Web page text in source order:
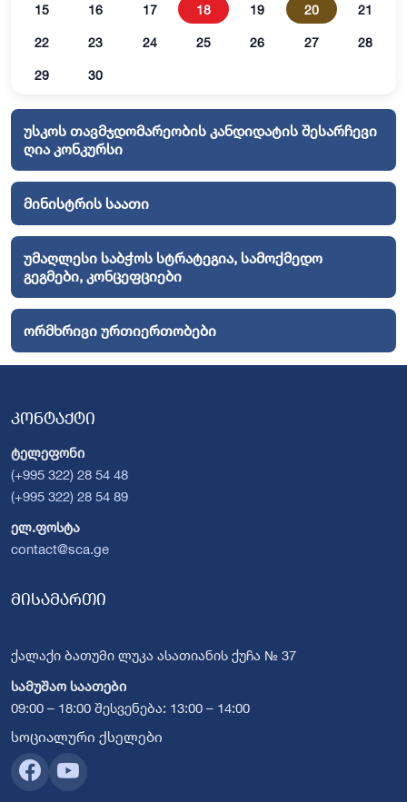
15 16 17 18 19 20 21
22 23 24 25 26 27 28
29 30
უსკოს თავმჯდომარეობის კანდიდატის შესარჩევი
ღია კონკურსი
მინისტრის საათი
უმაღლესი საბჭოს სტრატეგია, სამოქმედო
გეგმები, კონცეფციები
ორმხრივი ურთიერთობები
კონტაქტი
ტელეფონი
(+995 322) 28 54 48
(+995 322) 28 54 89
ელ.ფოსტა
contact@sca.ge
მისამართი
ქალაქი ბათუმი ლუკა ასათიანის ქუჩა № 37
სამუშაო საათები
09:00 – 18:00 შესვენება: 13:00 – 14:00
სოციალური ქსელები